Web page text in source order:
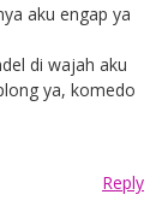
aku engap ya
di wajah aku
ya, komedo
Reply